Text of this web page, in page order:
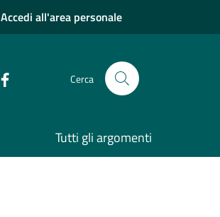
Accedi all'area personale
Cerca
Tutti gli argomenti